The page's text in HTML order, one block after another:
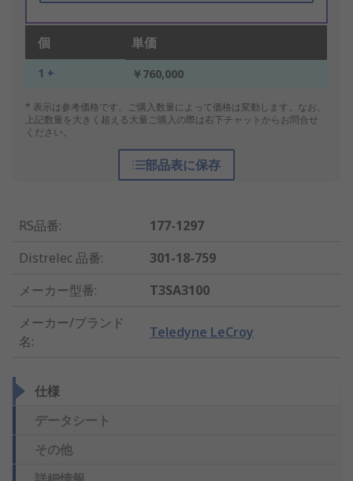
個 単価
1 + ￥760,000
* 表示は参考価格です。ご購入数量によって価格は変動します。なお、
上記数量を大きく超える大量ご購入の際は右下チャットからお問合せ
ください。
部品表に保存
RS品番:
177-1297
Distrelec 品番:
301-18-759
メーカー型番:
T3SA3100
メーカー/ブランド
名:
Teledyne LeCroy
仕様
データシート
その他